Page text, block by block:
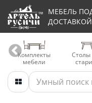
МЕБЕЛЬ
Комплекты
мебели
Столы